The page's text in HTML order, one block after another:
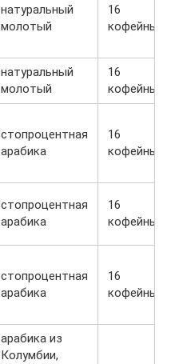
натуральный
молотый
16
кофейных
натуральный
молотый
16
кофейных
стопроцентная
арабика
16
кофейных
стопроцентная
арабика
16
кофейных
стопроцентная
арабика
16
кофейных
арабика из
Колумбии,